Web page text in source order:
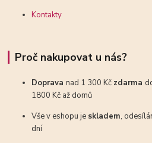
Kontakty
Proč nakupovat u nás?
Dopravanad 1 300 Kč zdarma
1800 Kč až domů
Vše v eshopu je skladem,
dní